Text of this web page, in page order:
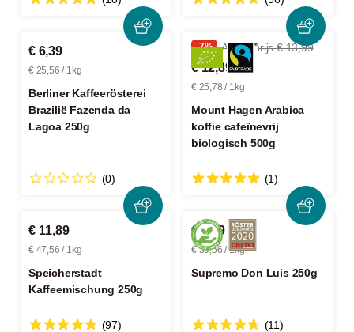
€ 6,39
€ 25,56 / 1kg
Berliner Kaffeerösterei
Brazilië Fazenda da
Lagoa 250g
(0)
-7% Adviesprijs € 13,99
€ 12,89
€ 25,78 / 1kg
Mount Hagen Arabica
koffie cafeïnevrij
biologisch 500g
(1)
€ 11,89
€ 47,56 / 1kg
Speicherstadt
Kaffeemischung 250g
(97)
€ 9,89
€ 39,56 / 1kg
Supremo Don Luis 250g
(11)